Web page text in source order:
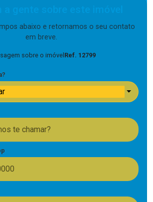
abaixo e retornamos o seu contato
em breve.
sobre o imóvel Ref. 12799